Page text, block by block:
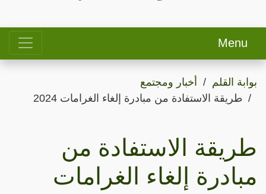
Menu
بوابة القلم
أخبار ومجتمع
طريقة الاستفادة من مبادرة إلغاء الغرامات 2024
طريقة الاستفادة من
مبادرة إلغاء الغرامات